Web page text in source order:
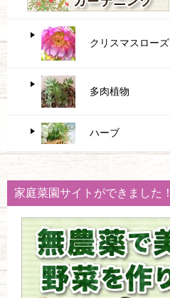
クリスマスローズ
多肉植物
ハーブ
家庭菜園サイトができました！